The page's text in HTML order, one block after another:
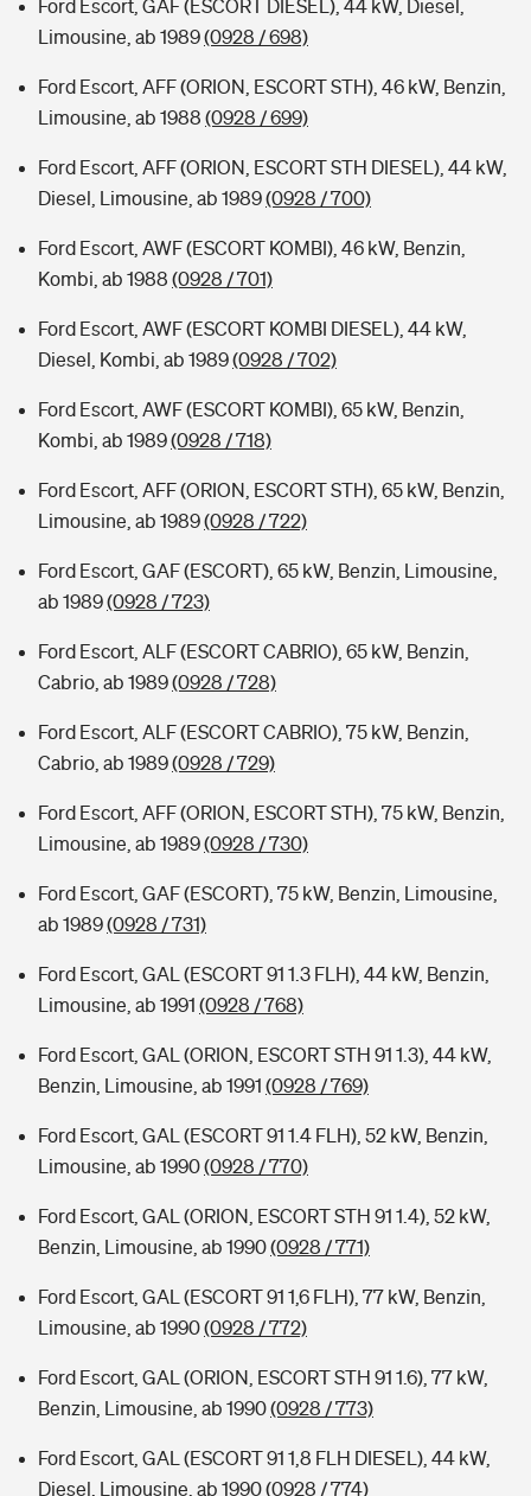
Ford Escort, GAF (ESCORT DIESEL), 44 kW, Diesel,
Limousine, ab 1989(0928 / 698)
Ford Escort, AFF (ORION, ESCORT STH), 46 kW, Benzin,
Limousine, ab 1988 (0928 / 699)
Ford Escort, AFF (ORION, ESCORT STH DIESEL), 44 kW,
Diesel, Limousine, ab 1989(0928 / 700)
Ford Escort, AWF (ESCORT KOMBI), 46 kW, Benzin,
Kombi, ab 1988 (0928 / 701)
Ford Escort, AWF (ESCORT KOMBI DIESEL), 44 kW,
Diesel, Kombi, ab 1989(0928 / 702)
Ford Escort, AWF (ESCORT KOMBI), 65 kW, Benzin,
Kombi, ab 1989(0928 / 718)
Ford Escort, AFF (ORION, ESCORT STH), 65 kW, Benzin,
Limousine, ab 1989(0928 / 722)
Ford Escort, GAF (ESCORT), 65 kW, Benzin, Limousine,
ab 1989(0928 / 723)
Ford Escort, ALF (ESCORT CABRIO), 65 kW, Benzin,
Cabrio, ab 1989(0928 / 728)
Ford Escort, ALF (ESCORT CABRIO), 75 kW, Benzin,
Cabrio, ab 1989(0928 / 729)
Ford Escort, AFF (ORION, ESCORT STH), 75 kW, Benzin,
Limousine, ab 1989(0928 / 730)
Ford Escort, GAF (ESCORT), 75 kW, Benzin, Limousine,
ab 1989(0928 / 731)
Ford Escort, GAL (ESCORT 91 1.3 FLH), 44 kW, Benzin,
Limousine, ab 1991 (0928 / 768)
Ford Escort, GAL (ORION, ESCORT STH 91 1.3), 44 kW,
Benzin, Limousine, ab 1991 (0928 / 769)
Ford Escort, GAL (ESCORT 91 1.4 FLH), 52 kW, Benzin,
Limousine, ab 1990(0928 / 770)
Ford Escort, GAL (ORION, ESCORT STH 91 1.4), 52 kW,
Benzin, Limousine, ab 1990(0928 / 771)
Ford Escort, GAL (ESCORT 91 1,6 FLH), 77 kW, Benzin,
Limousine, ab 1990(0928 / 772)
Ford Escort, GAL (ORION, ESCORT STH 91 1.6), 77 kW,
Benzin, Limousine, ab 1990(0928 / 773)
Ford Escort, GAL (ESCORT 91 1,8 FLH DIESEL), 44 kW,
Diesel, Limousine, ab 1990(0928 / 774)